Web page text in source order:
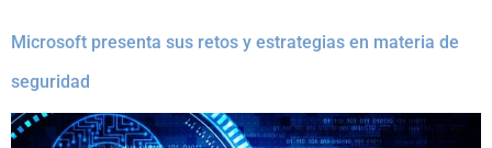
Microsoft presenta sus retos y estrategias en materia de
seguridad